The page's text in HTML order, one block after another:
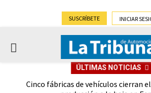
SUSCRÍBETE INICIAR
PRIMARY
ÚLTIMAS NOTICIAS
Cinco fábricas de vehículos cierran